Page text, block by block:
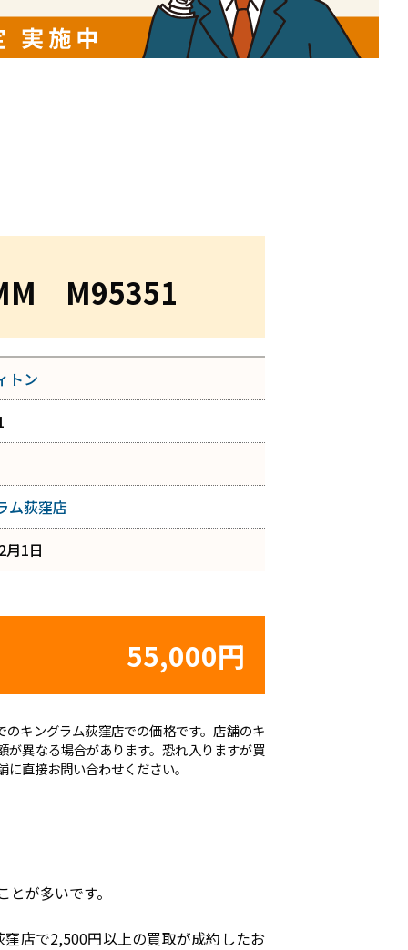
M95351
トン
ム荻窪店
月1日
55,000円
キングラム荻窪店での価格です。店舗のキ
が異なる場合があります。恐れ入りますが買
直接お問い合わせください。
が多いです。
店で2,500円以上の買取が成約したお